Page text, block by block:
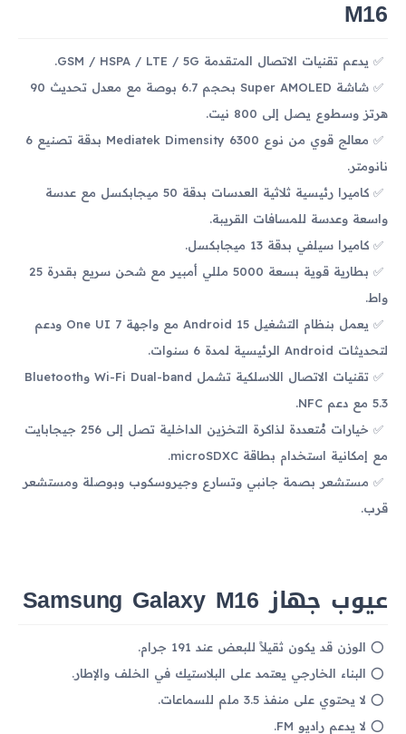
M16
يدعم تقنيات الاتصال المتقدمة GSM / HSPA / LTE / 5G.
شاشة Super AMOLED بحجم 6.7 بوصة مع معدل تحديث 90
هرتز وسطوع يصل إلى 800 نيت.
معالج قوي من نوع Mediatek Dimensity 6300 بدقة تصنيع 6
نانومتر.
كاميرا رئيسية ثلاثية العدسات بدقة 50 ميجابكسل مع عدسة
واسعة وعدسة للمسافات القريبة.
كاميرا سيلفي بدقة 13 ميجابكسل.
بطارية قوية بسعة 5000 مللي أمبير مع شحن سريع بقدرة 25
واط.
يعمل بنظام التشغيل Android 15 مع واجهة One UI 7 ودعم
لتحديثات Android الرئيسية لمدة 6 سنوات.
تقنيات الاتصال اللاسلكية تشمل Wi-Fi Dual-band وBluetooth
5.3 مع دعم NFC.
خيارات مُتعددة لذاكرة التخزين الداخلية تصل إلى 256 جيجابايت
مع إمكانية استخدام بطاقة microSDXC.
مستشعر بصمة جانبي وتسارع وجيروسكوب وبوصلة ومستشعر
قرب.
عيوب جهاز Samsung Galaxy M16
الوزن قد يكون ثقيلاً للبعض عند 191 جرام.
البناء الخارجي يعتمد على البلاستيك في الخلف والإطار.
لا يحتوي على منفذ 3.5 ملم للسماعات.
لا يدعم راديو FM.